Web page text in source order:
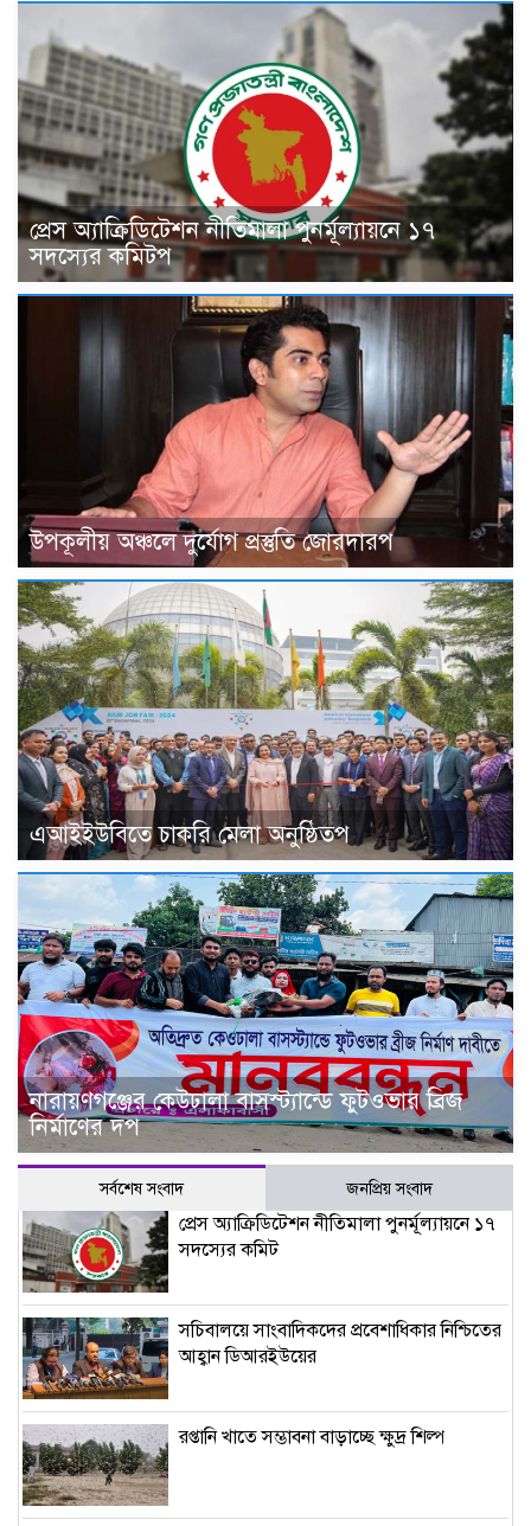
প্রেস অ্যাক্রিডিটেশন নীতিমালা পুনর্মূল্যায়নে ১৭
সদস্যের কমিটপ
উপকূলীয় অঞ্চলে দুর্যোগ প্রস্তুতি জোরদারপ
এআইইউবিতে চাকরি মেলা অনুষ্ঠিতপ
নারায়ণগঞ্জের কেউঢালা বাসস্ট্যান্ডে ফুটওভার ব্রিজ
নির্মাণের দপ
সর্বশেষ সংবাদ জনপ্রিয় সংবাদ
প্রেস অ্যাক্রিডিটেশন নীতিমালা পুনর্মূল্যায়নে ১৭
সদস্যের কমিট
সচিবালয়ে সাংবাদিকদের প্রবেশাধিকার নিশ্চিতের
আহ্বান ডিআরইউয়ের
রপ্তানি খাতে সম্ভাবনা বাড়াচ্ছে ক্ষুদ্র শিল্প